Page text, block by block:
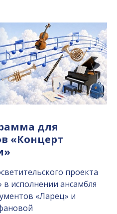
для
«Концерт
проекта
исполнении ансамбля
«Ларец» и